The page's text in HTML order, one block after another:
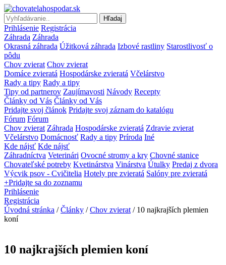
Hľadaj
Prihlásenie Registrácia
Záhrada Záhrada
Okrasná záhrada Úžitková záhrada Izbové rastliny Starostlivosť o
pôdu
Chov zvierat Chov zvierat
Domáce zvieratá Hospodárske zvieratá Včelárstvo
Rady a tipy Rady a tipy
Tipy od partnerov Zaujímavosti Návody Recepty
Články od Vás Články od Vás
Pridajte svoj článok Pridajte svoj záznam do katalógu
Fórum Fórum
Chov zvierat Záhrada Hospodárske zvieratá Zdravie zvierat
Včelárstvo Domácnosť Rady a tipy Príroda Iné
Kde nájsť Kde nájsť
Záhradníctva Veterinári Ovocné stromy a kry Chovné stanice
Chovateľské potreby Kvetinárstva Vinárstva Útulky Predaj z dvora
Výcvik psov - Cvičitelia Hotely pre zvieratá Salóny pre zvieratá
+Pridajte sa do zoznamu
Prihlásenie
Registrácia
Úvodná stránka / Články / Chov zvierat / 10 najkrajších plemien
koní
10 najkrajších plemien koní